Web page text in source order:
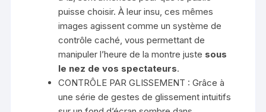
puisse choisir. À leur insu, ces mêmes
images agissent comme un système de
contrôle caché, vous permettant de
manipuler l’heure de la montre juste sous
le nez de vos spectateurs.
CONTRÔLE PAR GLISSEMENT : Grâce à
une série de gestes de glissement intuitifs